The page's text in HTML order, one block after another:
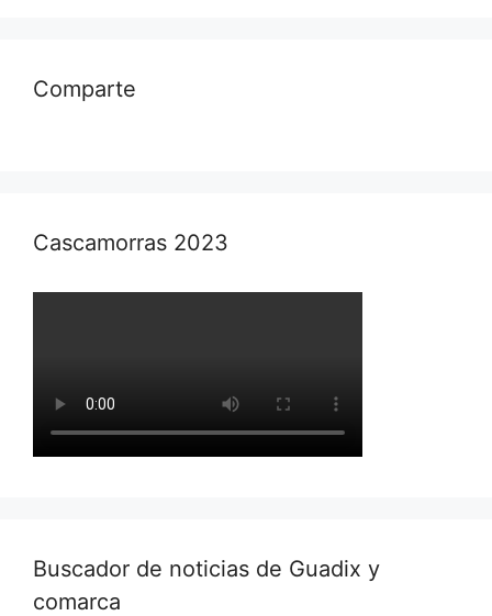
Comparte
Cascamorras 2023
Buscador de noticias de Guadix y
comarca